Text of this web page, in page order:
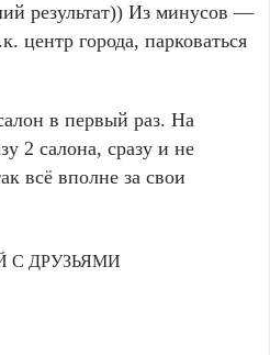
результат)) Из минусов —
центр города, парковаться
в первый раз. На
2 салона, сразу и не
всё вполне за свои
С ДРУЗЬЯМИ